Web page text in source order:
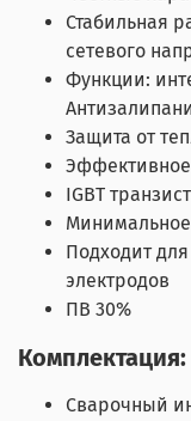
Стабильная
сетевого
Функции:
Защита от
IGВТ
Подходит
электродов
ПВ 30%
Комплектация:
Сварочный